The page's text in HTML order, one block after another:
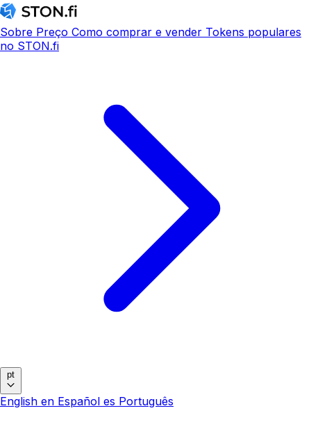
Sobre Preço Como comprar e vender Tokens populares
no STON.fi
pt
English en Español es Português